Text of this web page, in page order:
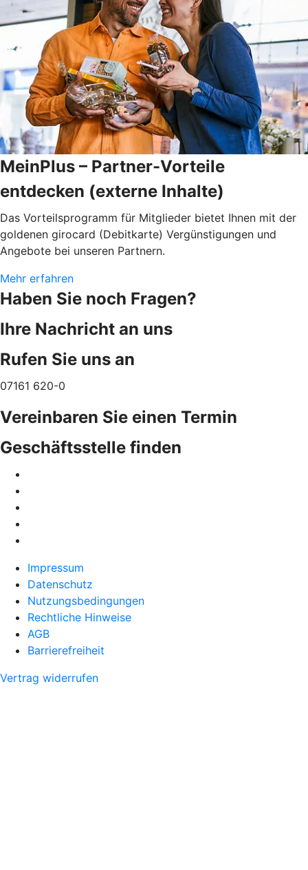
MeinPlus – Partner-Vorteile
entdecken (externe Inhalte)
Das Vorteilsprogramm für Mitglieder bietet Ihnen mit der
goldenen girocard (Debitkarte) Vergünstigungen und
Angebote bei unseren Partnern.
Mehr erfahren
Haben Sie noch Fragen?
Ihre Nachricht an uns
Rufen Sie uns an
07161 620-0
Vereinbaren Sie einen Termin
Geschäftsstelle finden
Impressum
Datenschutz
Nutzungsbedingungen
Rechtliche Hinweise
AGB
Barrierefreiheit
Vertrag widerrufen